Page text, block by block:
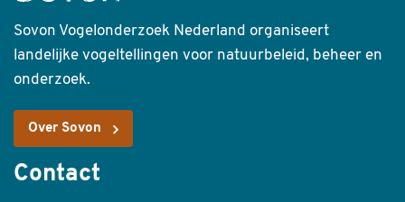
Sovon Vogelonderzoek Nederland organiseert
landelijke vogeltellingen voor natuurbeleid, beheer en
onderzoek.
Over Sovon
Contact